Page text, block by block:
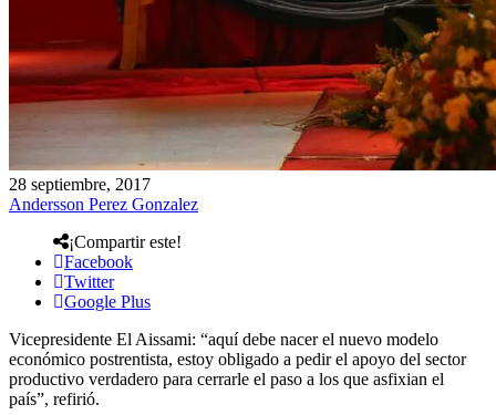
28 septiembre, 2017
Andersson Perez Gonzalez
¡Compartir este!
Facebook
Twitter
Google Plus
Vicepresidente El Aissami: “aquí debe nacer el nuevo modelo
económico postrentista, estoy obligado a pedir el apoyo del sector
productivo verdadero para cerrarle el paso a los que asfixian el
país”, refirió.